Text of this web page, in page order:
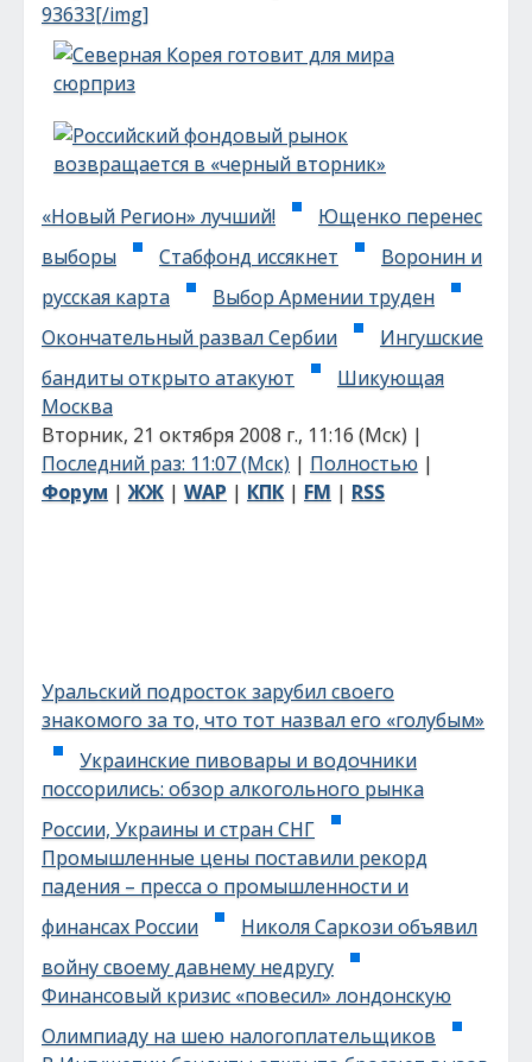
93633[/img]
«Новый Регион» лучший!
Ющенко перенес
выборы
Стабфонд иссякнет
Воронин и
русская карта
Выбор Армении труден
Окончательный развал Сербии
Ингушские
бандиты открыто атакуют
Шикующая
Москва
Вторник, 21 октября 2008 г., 11:16 (Мск) |
Последний раз: 11:07 (Мск) | Полностью |
Форум |ЖЖ | WAP | КПК| FM | RSS
Уральский подросток зарубил своего
знакомого за то, что тот назвал его «голубым»
Украинские пивовары и водочники
поссорились: обзор алкогольного рынка
России, Украины и стран СНГ
Промышленные цены поставили рекорд
падения – пресса о промышленности и
финансах России
Николя Саркози объявил
войну своему давнему недругу
Финансовый кризис «повесил» лондонскую
Олимпиаду на шею налогоплательщиков